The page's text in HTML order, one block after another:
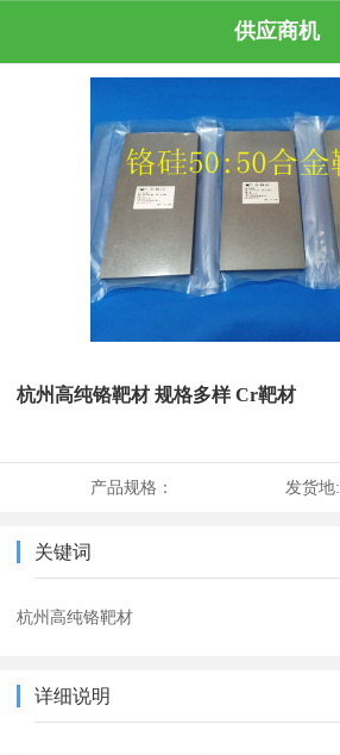
供应商机
杭州高纯铬靶材 规格多样 Cr靶材
产品规格： 发货地:
关键词
杭州高纯铬靶材
详细说明